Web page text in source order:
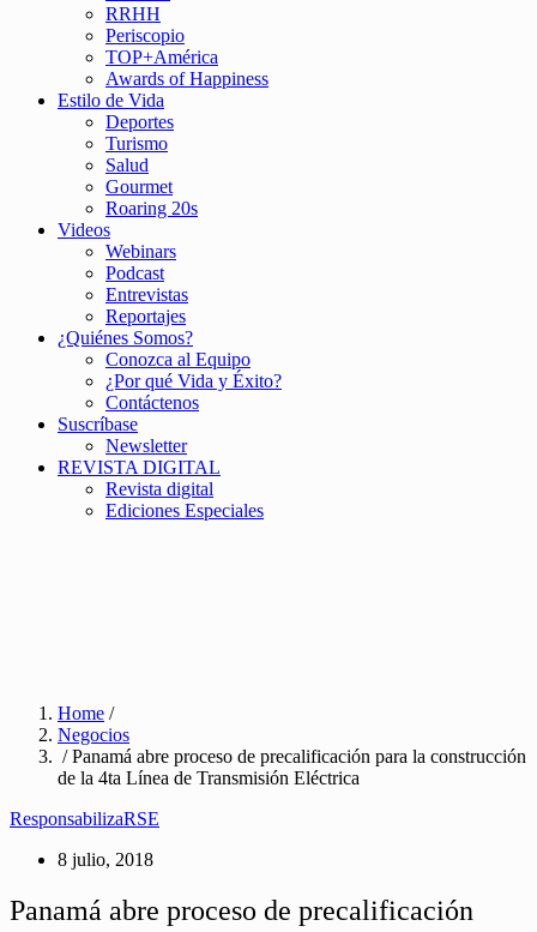
RRHH
Periscopio
TOP+América
Awards of Happiness
Estilo de Vida
Deportes
Turismo
Salud
Gourmet
Roaring 20s
Videos
Webinars
Podcast
Entrevistas
Reportajes
¿Quiénes Somos?
Conozca al Equipo
¿Por qué Vida y Éxito?
Contáctenos
Suscríbase
Newsletter
REVISTA DIGITAL
Revista digital
Ediciones Especiales
Home /
Negocios
/ Panamá abre proceso de precalificación para la construcción
de la 4ta Línea de Transmisión Eléctrica
ResponsabilizaRSE
8 julio, 2018
Panamá abre proceso de precalificación